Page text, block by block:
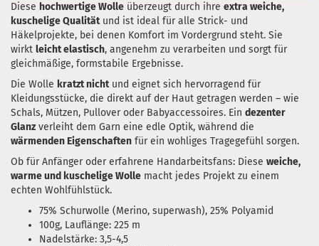
Diese hochwertige Wolle überzeugt durch ihre extra weiche,
kuschelige Qualitätund ist ideal für alle Strick- und
Häkelprojekte, bei denen Komfort im Vordergrund steht. Sie
wirkt leicht elastisch, angenehm zu verarbeiten und sorgt für
gleichmäßige, formstabile Ergebnisse.
Die Wolle kratzt nichtund eignet sich hervorragend für
Kleidungsstücke, die direkt auf der Haut getragen werden – wie
Schals, Mützen, Pullover oder Babyaccessoires. Ein dezenter
Glanz verleiht dem Garn eine edle Optik, während die
wärmenden Eigenschaften für ein wohliges Tragegefühl sorgen.
Ob für Anfänger oder erfahrene Handarbeitsfans: Diese weiche,
warme und kuschelige Wolle macht jedes Projekt zu einem
echten Wohlfühlstück.
75% Schurwolle (Merino, superwash), 25% Polyamid
100g, Lauflänge: 225 m
Nadelstärke: 3,5-4,5